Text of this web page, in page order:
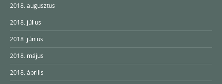
2018. augusztus
2018. július
2018. június
2018. május
2018. április